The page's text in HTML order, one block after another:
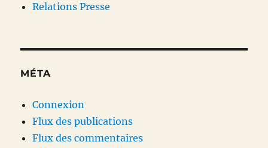
Relations Presse
MÉTA
Connexion
Flux des publications
Flux des commentaires